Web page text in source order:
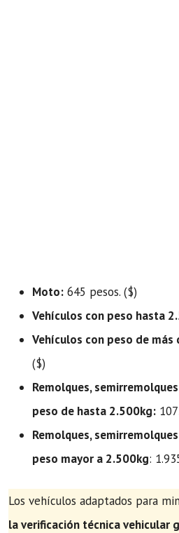
Moto: 645 pesos. ($)
Vehículos con peso hasta
Vehículos con peso de más
($)
Remolques,
peso de hasta 2.500kg:
Remolques,
peso mayor a 2.500kg:
Los vehículos adaptados para
la verificación técnica vehicular